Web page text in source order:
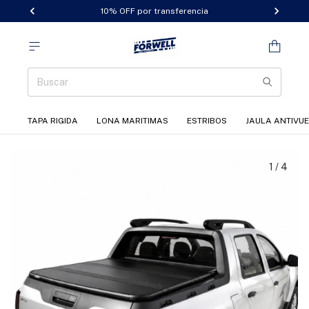
10% OFF por transferencia
TAPA RIGIDA LONA MARITIMAS ESTRIBOS JAULA
1 / 4